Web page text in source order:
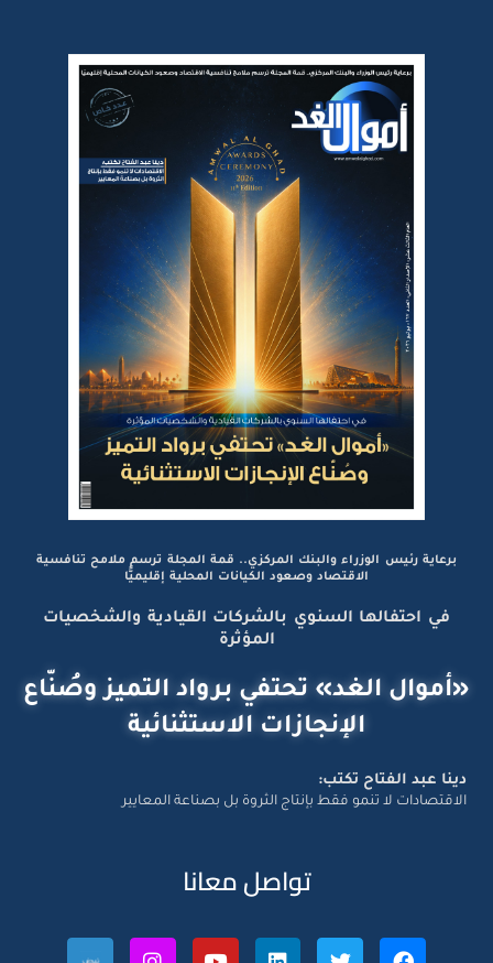
برعاية رئيس الوزراء والبنك المركزي.. قمة المجلة ترسم ملامح تنافسية
الاقتصاد وصعود الكيانات المحلية إقليميًّا
في احتفالها السنوي بالشركات القيادية والشخصيات
المؤثرة
«أموال الغد» تحتفي برواد التميز وصُنّاع
الإنجازات الاستثنائية
دينا عبد الفتاح تكتب:
الاقتصادات لا تنمو فقط بإنتاج الثروة بل بصناعة المعايير
تواصل معانا